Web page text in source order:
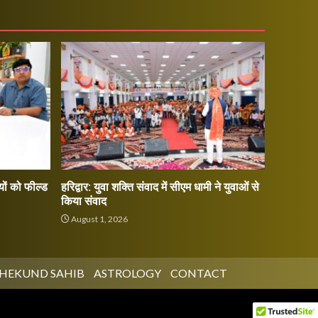
को फील्ड
हरिद्वार: युवा शक्ति संवाद में सीएम धामी ने युवाओं से
किया संवाद
August 1, 2026
SAHIB ASTROLOGY CONTACT